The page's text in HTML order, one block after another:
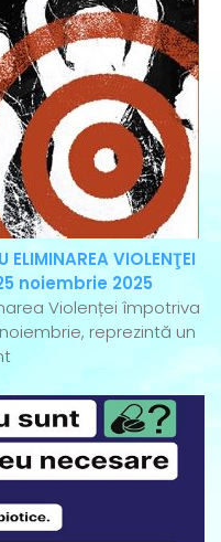
ELIMINAREA VIOLENŢEI
25 noiembrie 2025
Violenței împotriva
reprezintă un